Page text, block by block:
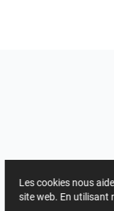
Les cookies nous
site web. En utilisant